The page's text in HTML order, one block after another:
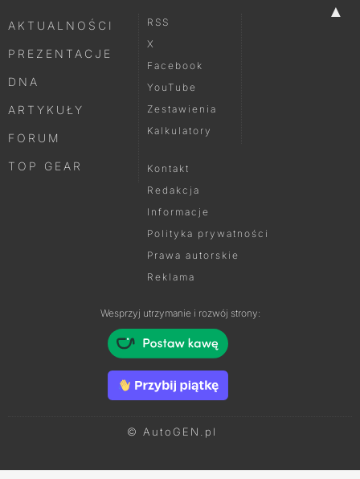
▲
AKTUALNOŚCI
PREZENTACJE
DNA
ARTYKUŁY
FORUM
TOP GEAR
RSS
X
Facebook
YouTube
Zestawienia
Kalkulatory
Kontakt
Redakcja
Informacje
Polityka prywatności
Prawa autorskie
Reklama
Wesprzyj utrzymanie i rozwój strony:
© AutoGEN.pl